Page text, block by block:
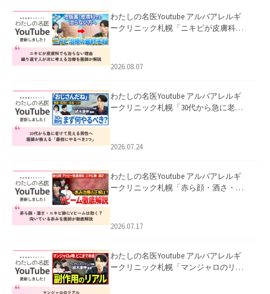
わたしの名医Youtube アルバアレルギ
ークリニック札幌「ニキビが皮膚科で
ました。
2026.08.07
わたしの名医Youtube アルバアレルギ
ークリニック札幌「30代から急に老け
た。
2026.07.24
わたしの名医Youtube アルバアレルギ
ークリニック札幌「赤ら顔・酒さ・ニ
した。
2026.07.17
わたしの名医Youtube アルバアレルギ
ークリニック札幌「マンジャロのリア